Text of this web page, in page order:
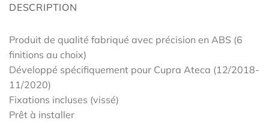
DESCRIPTION
Produit de qualité fabriqué avec précision en ABS (6
finitions au choix)
Développé spécifiquement pour Cupra Ateca (12/2018-
11/2020)
Fixations incluses (vissé)
Prêt à installer